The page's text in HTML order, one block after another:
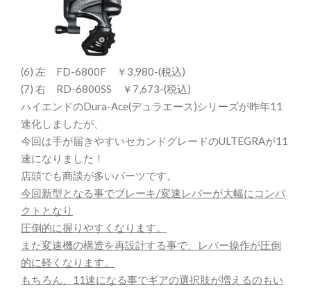
(6) 左 FD-6800F ￥3,980-(税込)
(7) 右 RD-6800SS ￥7,673-(税込)
ハイエンドのDura-Ace(デュラエース)シリーズが昨年11
速化しましたが、
今回は手が届きやすいセカンドグレードのULTEGRAが11
速になりました！
店頭でも商談が多いパーツです。
今回新型となる事でブレーキ/変速レバーが大幅にコンパ
クトとなり
圧倒的に握りやすくなります。
また変速機の構造を再設計する事で、レバー操作が圧倒
的に軽くなります。
もちろん、11速になる事でギアの選択肢が増えるのもい